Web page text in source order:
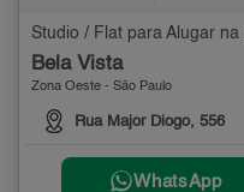
Studio / Flat para Alugar
Bela Vista
Zona Oeste - São Paulo
Rua Major Diogo, 556
WhatsApp